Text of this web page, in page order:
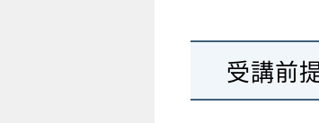
受講前